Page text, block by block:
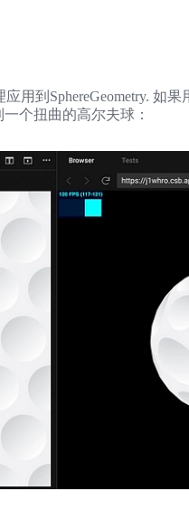
用到SphereGeometry. 如
个扭曲的高尔夫球：